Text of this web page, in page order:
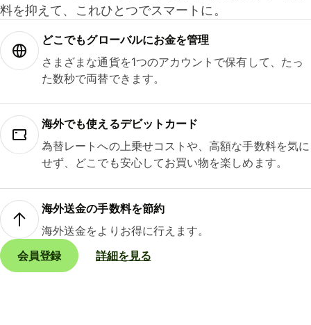
料を抑えて、これひとつでスマートに。
どこでもグ⁠ロ⁠ー⁠バ⁠ルにお金を管理
さまざまな通貨を1つのアカウントで保有して、たっ
た数秒で両替できます。
海外でも使えるデビットカード
為替レートへの上乗せコストや、高額な手数料を気に
せず、どこでも安心してお買い物を楽しめます。
海外送金の手数料を節約
海外送金をよりお得に行えます。
会員登録
詳細を見る